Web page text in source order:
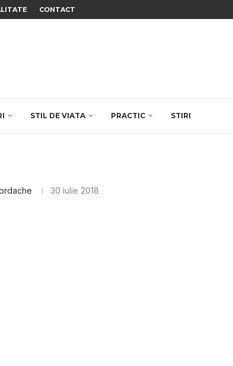
CONTACT
STIL DE VIATA PRACTIC STIRI
30 iulie 2018